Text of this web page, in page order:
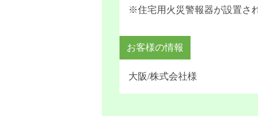
※住宅用火災警報器が設置さ
お客様の情報
大阪/株式会社様